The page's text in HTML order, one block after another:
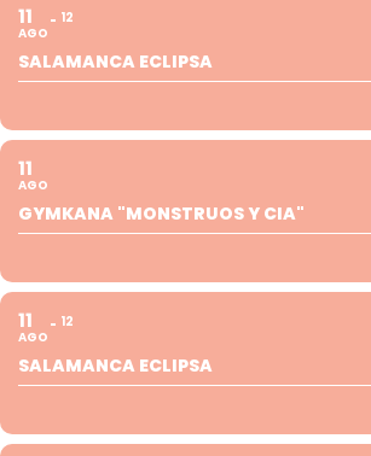
11
AGO
12
SALAMANCA ECLIPSA
11
AGO
GYMKANA "MONSTRUOS Y CIA"
11
AGO
12
SALAMANCA ECLIPSA